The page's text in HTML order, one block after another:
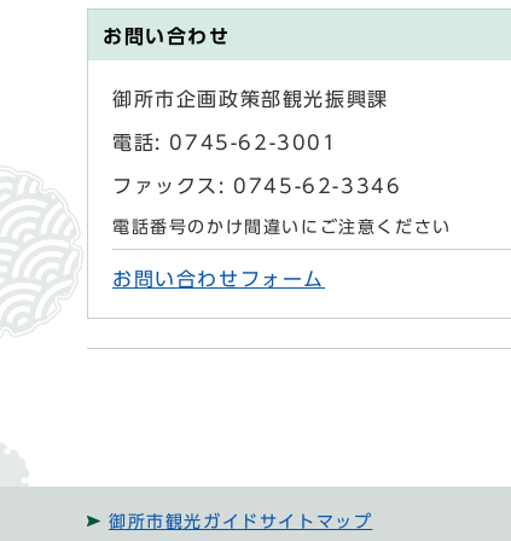
お問い合わせ
御所市企画政策部観光振興課
電話: 0745-62-3001
ファックス: 0745-62-3346
電話番号のかけ間違いにご注意ください
お問い合わせフォーム
御所市観光ガイドサイトマップ